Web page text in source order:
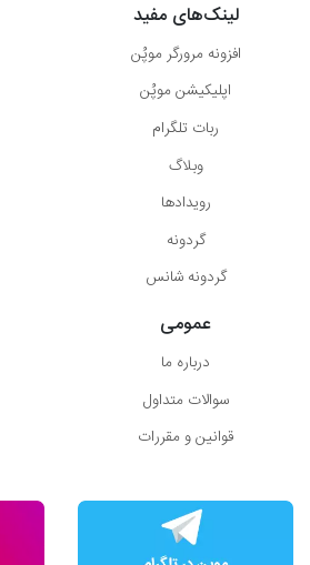
لینک‌های مفید
افزونه مرورگر موپُن
اپلیکیشن موپُن
ربات تلگرام
وبلاگ
رویدادها
گردونه
گردونه شانس
عمومی
درباره ما
سوالات متداول
قوانین و مقررات